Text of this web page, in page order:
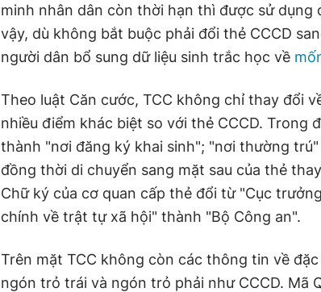
minh nhân dân còn thời hạn thì được sử dụng
vậy, dù không bắt buộc phải đổi thẻ CCCD
người dân bổ sung dữ liệu sinh trắc học về
Theo luật Căn cước, TCC không chỉ thay đổi
nhiều điểm khác biệt so với thẻ CCCD. Trong
thành "nơi đăng ký khai sinh"; "nơi thường
đồng thời di chuyển sang mặt sau của thẻ
Chữ ký của cơ quan cấp thẻ đổi từ "Cục
chính về trật tự xã hội" thành "Bộ Công an".
Trên mặt TCC không còn các thông tin về
ngón trỏ trái và ngón trỏ phải như CCCD. Mã